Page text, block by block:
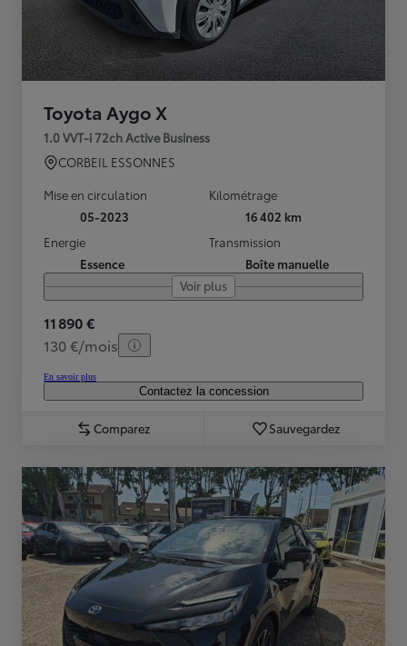
Toyota Aygo X
1.0 VVT-i 72ch Active Business
CORBEIL ESSONNES
Mise en circulation
05-2023
Kilométrage
16 402 km
Energie
Essence
Transmission
Boîte manuelle
Voir plus
11 890 €
130 €/mois
En savoir plus
Contactez la concession
Comparez Sauvegardez